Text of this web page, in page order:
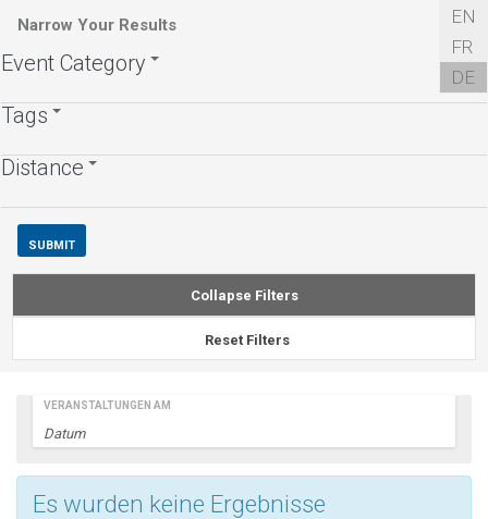
Gesellschaftsstrasse 6 | 3012 Bern | Switzerland
EN
FR
DE
Narrow Your Results
Event Category
Tags
Distance
Collapse Filters
Reset Filters
Anstehende Veranstaltungen
VERANSTALTUNGEN AM
Es wurden keine Ergebnisse